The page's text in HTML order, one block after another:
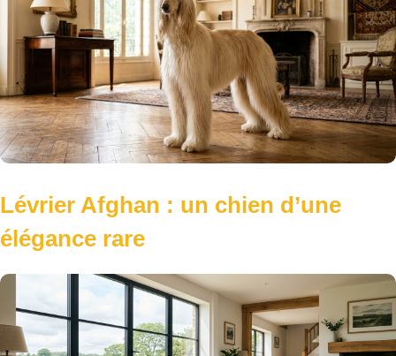
Lévrier Afghan : un chien d’une
élégance rare